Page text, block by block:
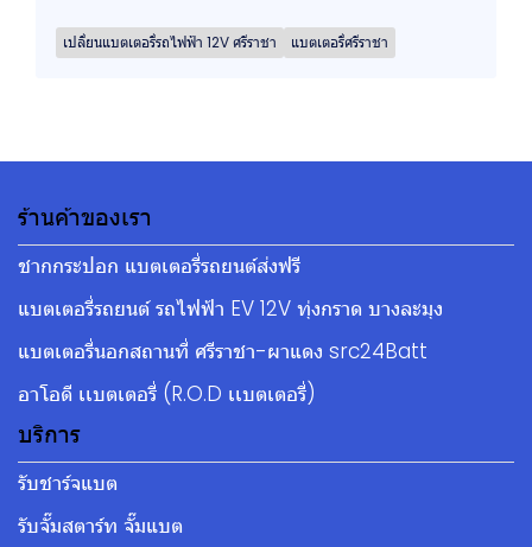
เปลี่ยนแบตเตอรี่รถไฟฟ้า 12V ศรีราชา แบตเตอรี่ศรีราชา
ร้านค้าของเรา
ชากกระปอก แบตเตอรี่รถยนต์ส่งฟรี
แบตเตอรี่รถยนต์ รถไฟฟ้า EV 12V ทุ่งกราด บางละมุง
แบตเตอรี่นอกสถานที่ ศรีราชา-ผาแดง src24Batt
อาโอดี เเบตเตอรี่ (R.O.D เเบตเตอรี่)
บริการ
รับชาร์จแบต
รับจั๊มสตาร์ท จั๊มแบต